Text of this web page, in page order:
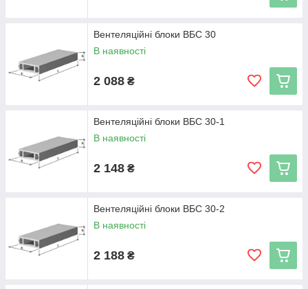
Вентеляційні блоки ВБС 30
В наявності
2 088 ₴
Вентеляційні блоки ВБС 30-1
В наявності
2 148 ₴
Вентеляційні блоки ВБС 30-2
В наявності
2 188 ₴